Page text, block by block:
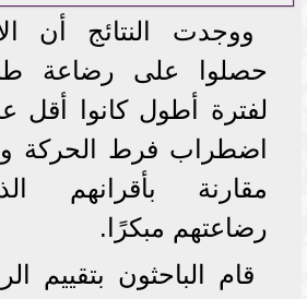
ووجدت النتائج أن
حصلوا على رضاعة
لفترة أطول كانوا أقل
اضطراب فرط الحركة
مقارنة بأقرانهم
رضاعتهم مبكرًا.
قام الباحثون بتقييم